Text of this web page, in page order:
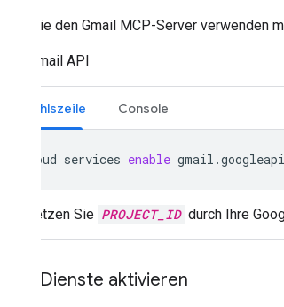
Wenn Sie den Gmail MCP-Server
Gmail API
Befehlszeile Console
gcloud services enable
Ersetzen Sie PROJECT_ID durch Ihre
MCP-Dienste aktivieren